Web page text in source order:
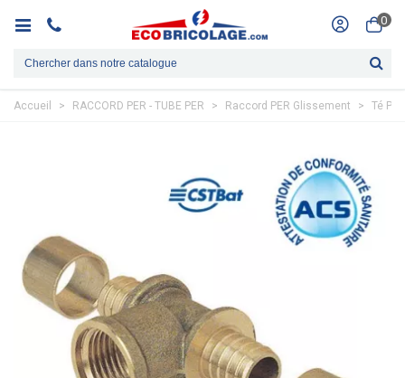
0
Accueil > RACCORD PER - TUBE PER > Raccord PER Glissement > Té